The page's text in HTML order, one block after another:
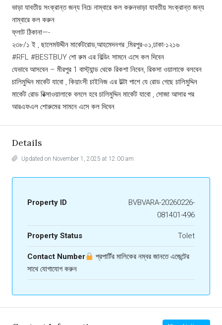
ভাড়া যাবতীয় সংক্রান্ত জন্য নিচে নাম্বারে কল করুনভাড়া যাবতীয় সংক্রান্ত জন্য
নাম্বারে কল করুন
ফ্লাট ঠিকানা—-
২৩৮/১ ই , ছালেমউদ্দীন মার্কেটরোড,আহমেদনগর ,মিরপুর-০১,ঢাকা-১২১৬
#RFL #BESTBUY শো রুম এর বিল্ডিং সামনে এসে কল দিবেন
যেভাবে আসবেন – মীরপুর 1 বাস্ট্যান্ড থেকে রিকশা নিবেন, রিকসা ওয়ালাকে বলবেন
চালিমুদ্দিন মার্কেট যাবো , কিয়াংসী চাইনিজ এর উল্টা পাশে যে রোড গেছে চালিমুদ্দিন
মার্কেট রোড রিক্সাওয়ালাকে বললে হবে চালিমুদ্দিন মার্কেট যাবো , সোজা আসার পর
আরএফএল শোরুমের সামনে এসে কল দিবেন
Details
Updated on November 1, 2025 at 12:00 am
Property ID
BVBVARA-20260226-
081401-496
Property Status Tolet
Contact Number
প্রপার্টির মালিকের নম্বর জানতে এজেন্টের
সাথে যোগাযোগ করুন